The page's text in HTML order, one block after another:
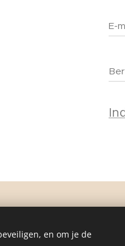
E-
Mogelijk gemaakt door
en om je de